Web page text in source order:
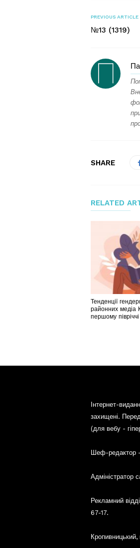
PREVIOUS ARTICLE
№13 (1319)
SHARE
RELATED
Тенденції
районних медіа
першому півріччі
Інтернет-
захищені.
(для вебу -
Шеф-
Адміністратор
Рекламний
67-17.